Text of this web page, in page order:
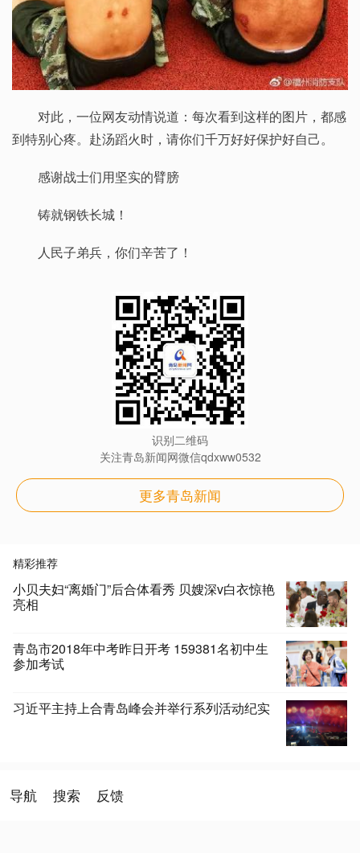
对此，一位网友动情说道：每次看到这样的图片，都感
到特别心疼。赴汤蹈火时，请你们千万好好保护好自己。
感谢战士们用坚实的臂膀
铸就钢铁长城！
人民子弟兵，你们辛苦了！
识别二维码
关注青岛新闻网微信qdxww0532
更多青岛新闻
精彩推荐
小贝夫妇“离婚门”后合体看秀 贝嫂深v白衣惊艳
亮相
青岛市2018年中考昨日开考 159381名初中生
参加考试
习近平主持上合青岛峰会并举行系列活动纪实
导航 搜索 反馈